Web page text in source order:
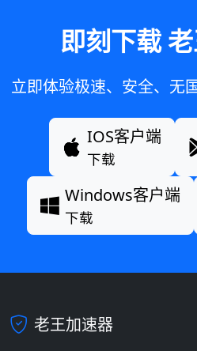
即刻下载
立即体验极速、安全、无
IOS客户端
下载
Windows客户端
下载
老王加速器